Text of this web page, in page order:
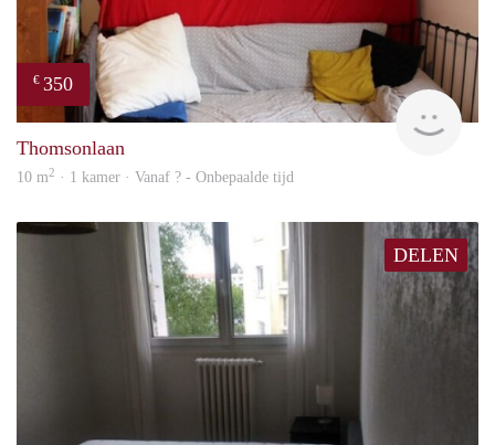
€ 350
Thomsonlaan
10 m2 · 1 kamer · Vanaf ? - Onbepaalde tijd
DELEN